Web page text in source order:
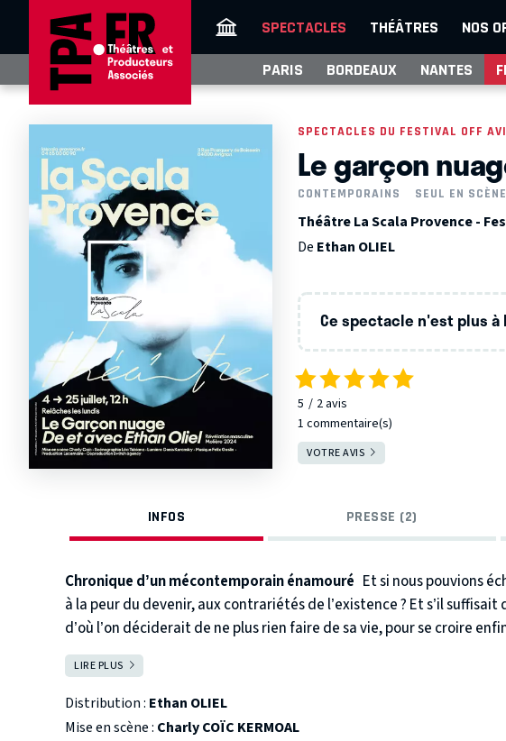
SPECTACLES THÉÂTRES NOS
PARIS BORDEAUX NANTES
SPECTACLES DU FESTIVAL OFF
Le garçon
CONTEMPORAINS SEUL EN SCÈNE
Théâtre La Scala Provence -
De Ethan OLIEL
Ce spectacle n'est plus à
5 2avis
1 commentaire(s)
VOTRE AVIS
INFOS PRESSE (2)
Chronique d’un mécontemporain énamouré Et si nous pouvions
à la peur du devenir, aux contrariétés de l’existence ? Et s’il suffisait
d’où l’on déciderait de ne plus rien faire de sa vie, pour se croire
sublimer, le célébrer : voilà ce que pensait avoir réussi un garçon
Jusqu’au jour où l’amour, se baladant sous son nuage, l’oblige à se
scène poétique, sensible et bouleversant
LIRE PLUS
Distribution : Ethan OLIEL
Mise en scène : Charly COÏC KERMOAL